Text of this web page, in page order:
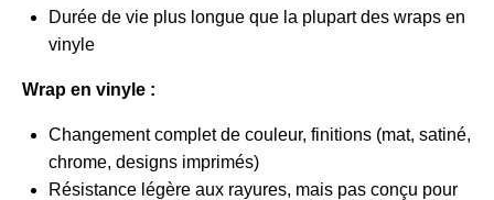
Durée de vie plus longue que la plupart des wraps en
vinyle
Wrap en vinyle :
Changement complet de couleur, finitions (mat, satiné,
chrome, designs imprimés)
Résistance légère aux rayures, mais pas conçu pour